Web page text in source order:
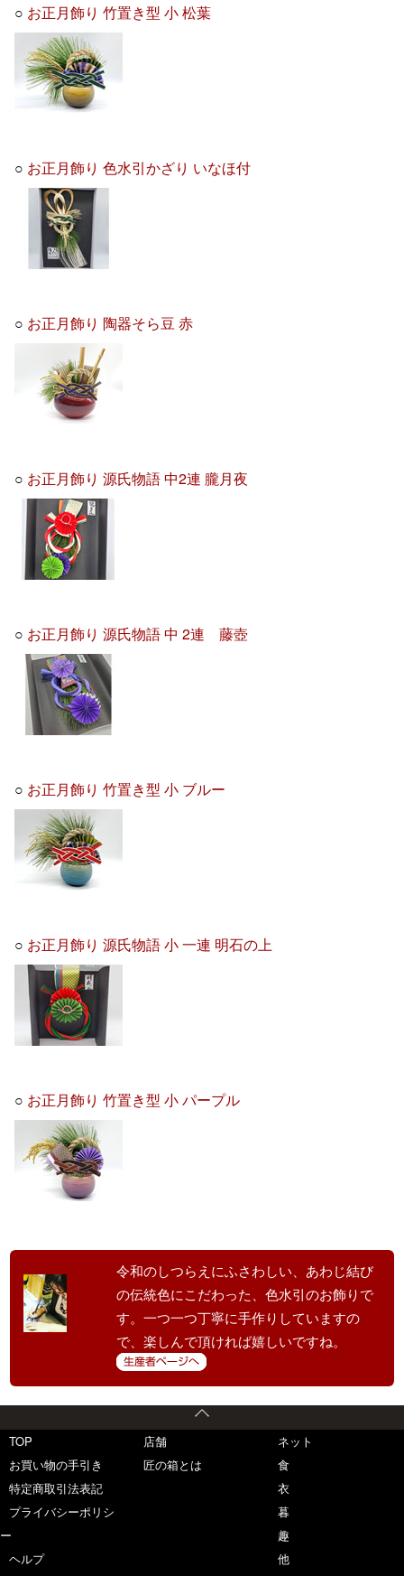
○ お正月飾り 竹置き型 小 松葉
○ お正月飾り 色水引かざり いなほ付
○ お正月飾り 陶器そら豆 赤
○ お正月飾り 源氏物語 中2連 朧月夜
○ お正月飾り 源氏物語 中 2連 藤壺
○ お正月飾り 竹置き型 小 ブルー
○ お正月飾り 源氏物語 小 一連 明石の上
○ お正月飾り 竹置き型 小 パープル
令和のしつらえにふさわしい、あわじ結び
の伝統色にこだわった、色水引のお飾りで
す。一つ一つ丁寧に手作りしていますの
で、楽しんで頂ければ嬉しいですね。
TOP
お買い物の手引き
特定商取引法表記
プライバシーポリシ
ー
ヘルプ
店舗
匠の箱とは
ネット
食
衣
暮
趣
他